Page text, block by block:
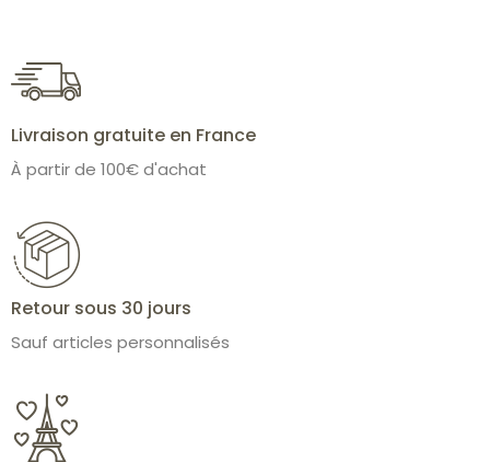
Livraison gratuite en France
À partir de 100€ d'achat
Retour sous 30 jours
Sauf articles personnalisés